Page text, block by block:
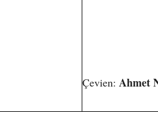
Çevien: Ahmet